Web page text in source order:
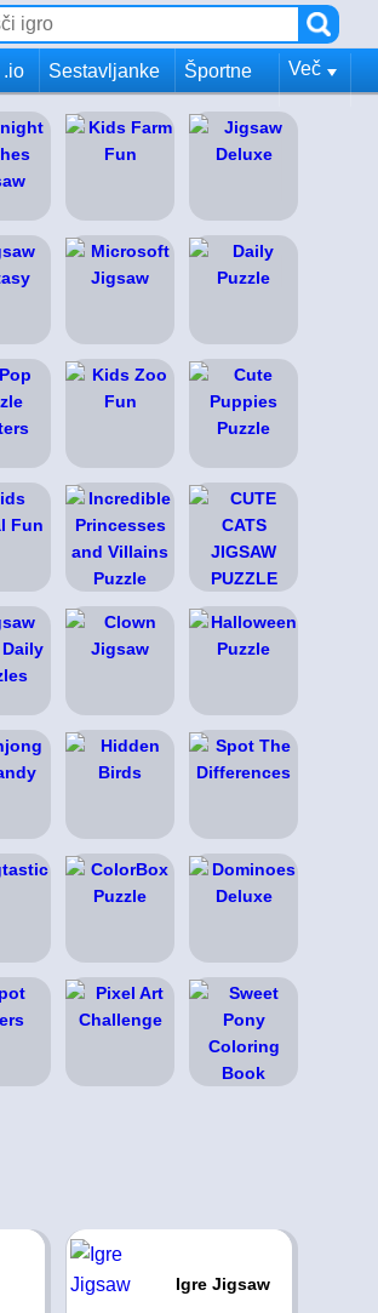
.io Sestavljanke Športne Več
Igre Jigsaw